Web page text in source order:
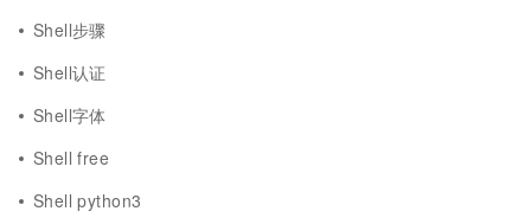
Shell步骤
Shell认证
Shell字体
Shell free
Shell python3